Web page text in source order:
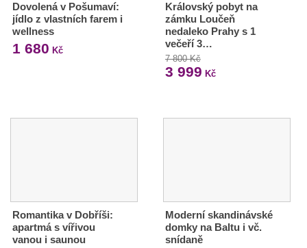
Dovolená v Pošumaví:
jídlo z vlastních farem i
wellness
1 680 Kč
Královský pobyt na
zámku Loučeň
nedaleko Prahy s 1
večeří 3…
7 800 Kč
3 999 Kč
Romantika v Dobříši:
apartmá s vířivou
vanou i saunou
Moderní skandinávské
domky na Baltu i vč.
snídaně